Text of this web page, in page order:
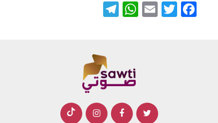
Facebook
Twitter
Email
WhatsApp